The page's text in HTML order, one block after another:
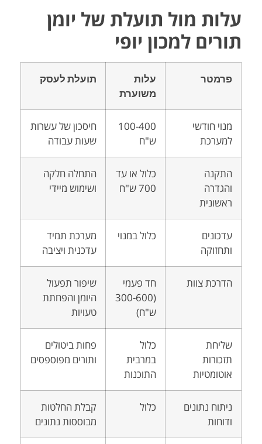
עלות מול תועלת של יומן
תורים למכון יופי
פרמטר
עלות
משוערת
תועלת לעסק
מנוי חודשי
למערכת
100-400
ש"ח
חיסכון של עשרות
שעות עבודה
התקנה
והגדרה
ראשונית
כלול או עד
700 ש"ח
התחלה חלקה
ושימוש מיידי
עדכונים
ותחזוקה
כלול במנוי
מערכת תמיד
עדכנית ויציבה
הדרכת צוות
חד פעמי
(300-600
ש"ח)
שיפור תפעול
היומן והפחתת
טעויות
שליחת
תזכורות
אוטומטיות
כלול
במרבית
התוכנות
פחות ביטולים
ותורים מפוספסים
ניתוח נתונים
ודוחות
כלול
קבלת החלטות
מבוססות נתונים